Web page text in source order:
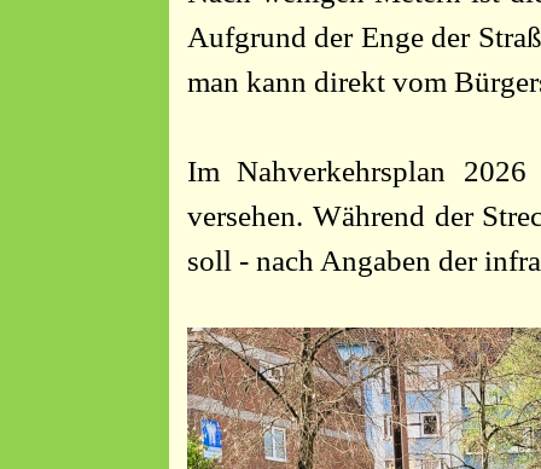
Aufgrund der Enge der
man kann direkt vom
Im Nahverkehrsplan
versehen. Während der
soll - nach Angaben der